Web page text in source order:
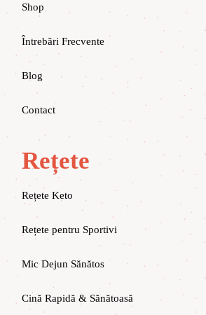
Shop
Întrebări Frecvente
Blog
Contact
Rețete
Rețete Keto
Rețete pentru Sportivi
Mic Dejun Sănătos
Cină Rapidă & Sănătoasă